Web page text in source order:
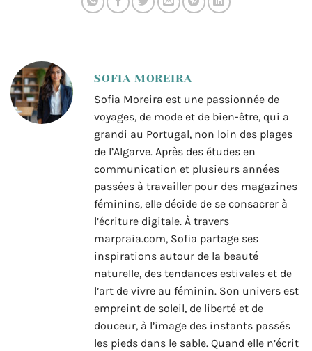
SOFIA MOREIRA
Sofia Moreira est une passionnée de
voyages, de mode et de bien-être, qui a
grandi au Portugal, non loin des plages
de l’Algarve. Après des études en
communication et plusieurs années
passées à travailler pour des magazines
féminins, elle décide de se consacrer à
l’écriture digitale. À travers
marpraia.com, Sofia partage ses
inspirations autour de la beauté
naturelle, des tendances estivales et de
l’art de vivre au féminin. Son univers est
empreint de soleil, de liberté et de
douceur, à l’image des instants passés
les pieds dans le sable. Quand elle n’écrit